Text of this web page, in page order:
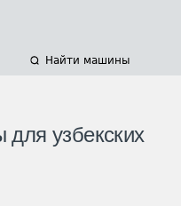
Найти машины
узбекских